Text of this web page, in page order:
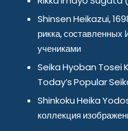
Shinsen Heikazui,
рикка, составленных
учениками
Seika Hyoban Tosei
Today’s Popular
Shinkoku Heika
коллекция